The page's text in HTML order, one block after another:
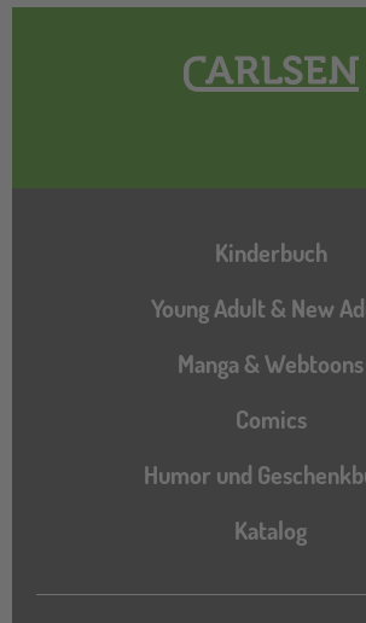
Kinderbuch
Young Adult & New
Manga & Webtoons
Comics
Humor und
Katalog
Katalog